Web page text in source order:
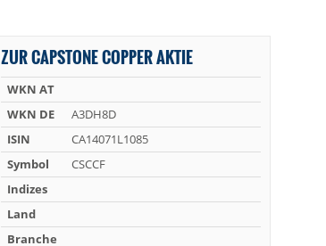
ZUR CAPSTONE COPPER AKTIE
WKN AT
WKN DE
A3DH8D
ISIN
CA14071L1085
Symbol
CSCCF
Indizes
Land
Branche